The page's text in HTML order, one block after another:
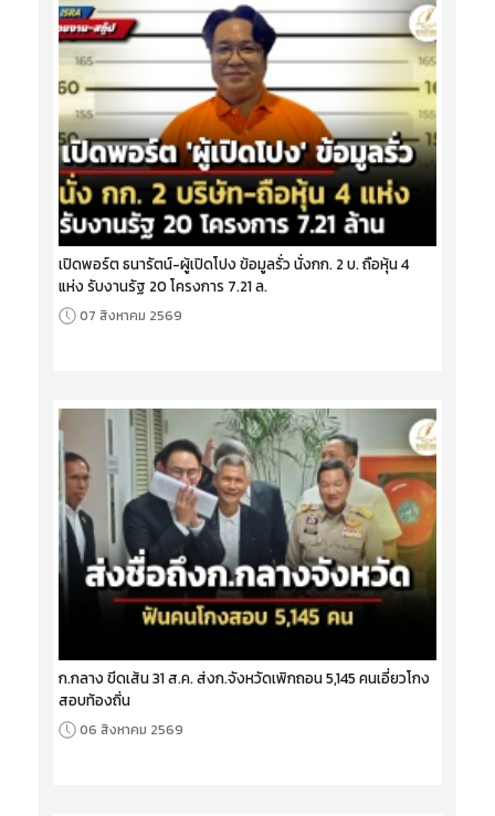
เปิดพอร์ต ธนารัตน์-ผู้เปิดโปง ข้อมูลรั่ว นั่งกก. 2 บ. ถือหุ้น 4
แห่ง รับงานรัฐ 20 โครงการ 7.21 ล.
07 สิงหาคม 2569
ก.กลาง ขีดเส้น 31 ส.ค. ส่งก.จังหวัดเพิกถอน 5,145 คนเอี่ยวโกง
สอบท้องถิ่น
06 สิงหาคม 2569